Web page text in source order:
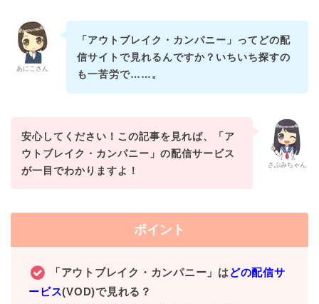
あにこさん
「アウトブレイク・カンパニー」ってどの配
信サイトで見れるんですか？いちいち探すの
も一苦労で……。
さぶみちゃん
安心してください！この記事を見れば、「ア
ウトブレイク・カンパニー」の配信サービス
が一目でわかりますよ！
ポイント
「アウトブレイク・カンパニー」はどの配信サ
ービス(VOD)で見れる？